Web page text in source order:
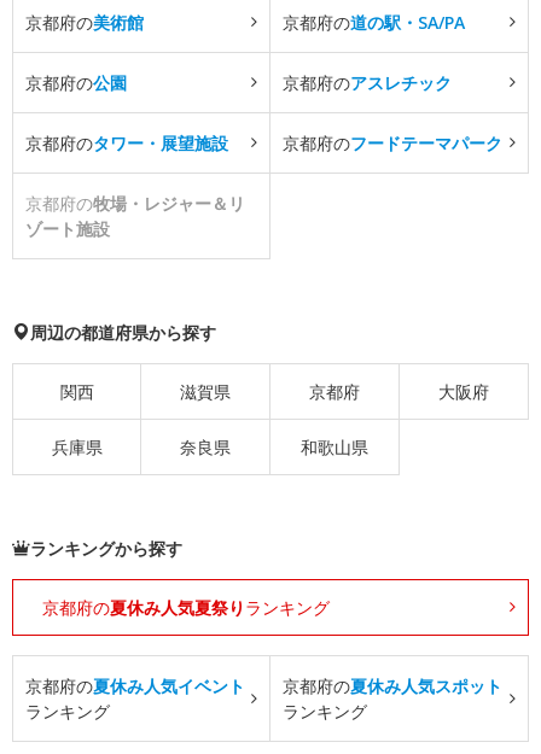
京都府の美術館 京都府の道の駅・SA/PA
京都府の公園 京都府のアスレチック
京都府のタワー・展望施設 京都府のフードテーマパーク
京都府の牧場・レジャー＆リ
ゾート施設
周辺の都道府県から探す
関西 滋賀県 京都府 大阪府
兵庫県 奈良県 和歌山県
ランキングから探す
京都府の夏休み人気夏祭り ランキング
京都府の夏休み人気イベント
ランキング
京都府の夏休み人気スポット
ランキング